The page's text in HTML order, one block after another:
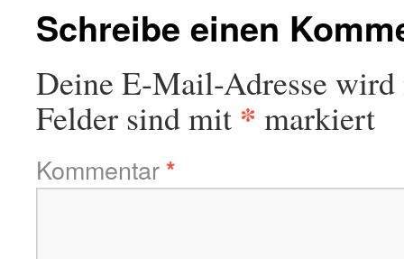
Schreibe einen
Deine E-Mail-Adresse
Felder sind mit * markiert
Kommentar*